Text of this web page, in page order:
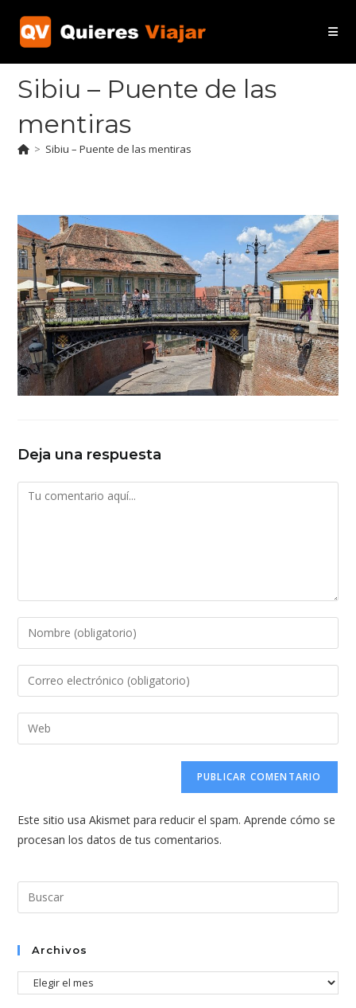
contenido
Sibiu – Puente de las
mentiras
> Sibiu – Puente de las mentiras
Deja una respuesta
Comentario
Introduce
tu
nombre
de
usuario
Introduce
tu
dirección
de
comentar
Introduce
la
web
(opcional)
Este sitio usa Akismet para reducir el spam.Aprende cómo se
procesan los datos de tus comentarios.
el
Archivos
Archivos